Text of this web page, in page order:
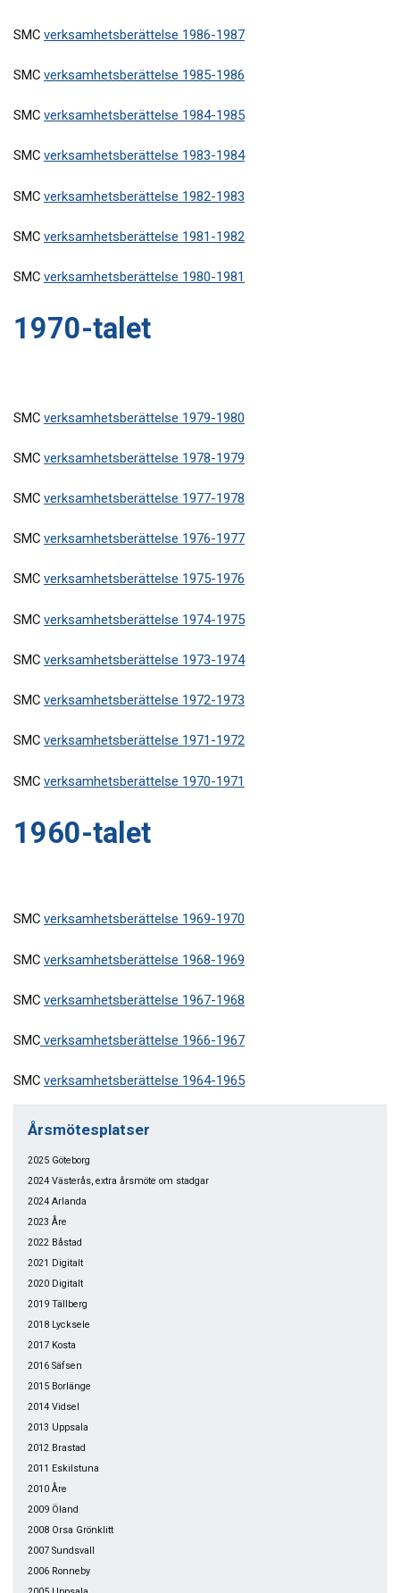
SMC verksamhetsberättelse 1986-1987
SMC verksamhetsberättelse 1985-1986
SMC verksamhetsberättelse 1984-1985
SMC verksamhetsberättelse 1983-1984
SMC verksamhetsberättelse 1982-1983
SMC verksamhetsberättelse 1981-1982
SMC verksamhetsberättelse 1980-1981
1970-talet
SMC verksamhetsberättelse 1979-1980
SMC verksamhetsberättelse 1978-1979
SMC verksamhetsberättelse 1977-1978
SMC verksamhetsberättelse 1976-1977
SMC verksamhetsberättelse 1975-1976
SMC verksamhetsberättelse 1974-1975
SMC verksamhetsberättelse 1973-1974
SMC verksamhetsberättelse 1972-1973
SMC verksamhetsberättelse 1971-1972
SMC verksamhetsberättelse 1970-1971
1960-talet
SMC verksamhetsberättelse 1969-1970
SMC verksamhetsberättelse 1968-1969
SMC verksamhetsberättelse 1967-1968
SMC verksamhetsberättelse 1966-1967
SMC verksamhetsberättelse 1964-1965
Årsmötesplatser
2025 Göteborg
2024 Västerås, extra årsmöte om stadgar
2024 Arlanda
2023 Åre
2022 Båstad
2021 Digitalt
2020 Digitalt
2019 Tällberg
2018 Lycksele
2017 Kosta
2016 Säfsen
2015 Borlänge
2014 Vidsel
2013 Uppsala
2012 Brastad
2011 Eskilstuna
2010 Åre
2009 Öland
2008 Orsa Grönklitt
2007 Sundsvall
2006 Ronneby